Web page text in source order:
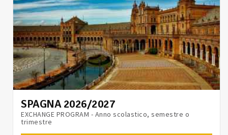
SPAGNA 2026/2027
EXCHANGE PROGRAM - Anno scolastico, semestre o
trimestre